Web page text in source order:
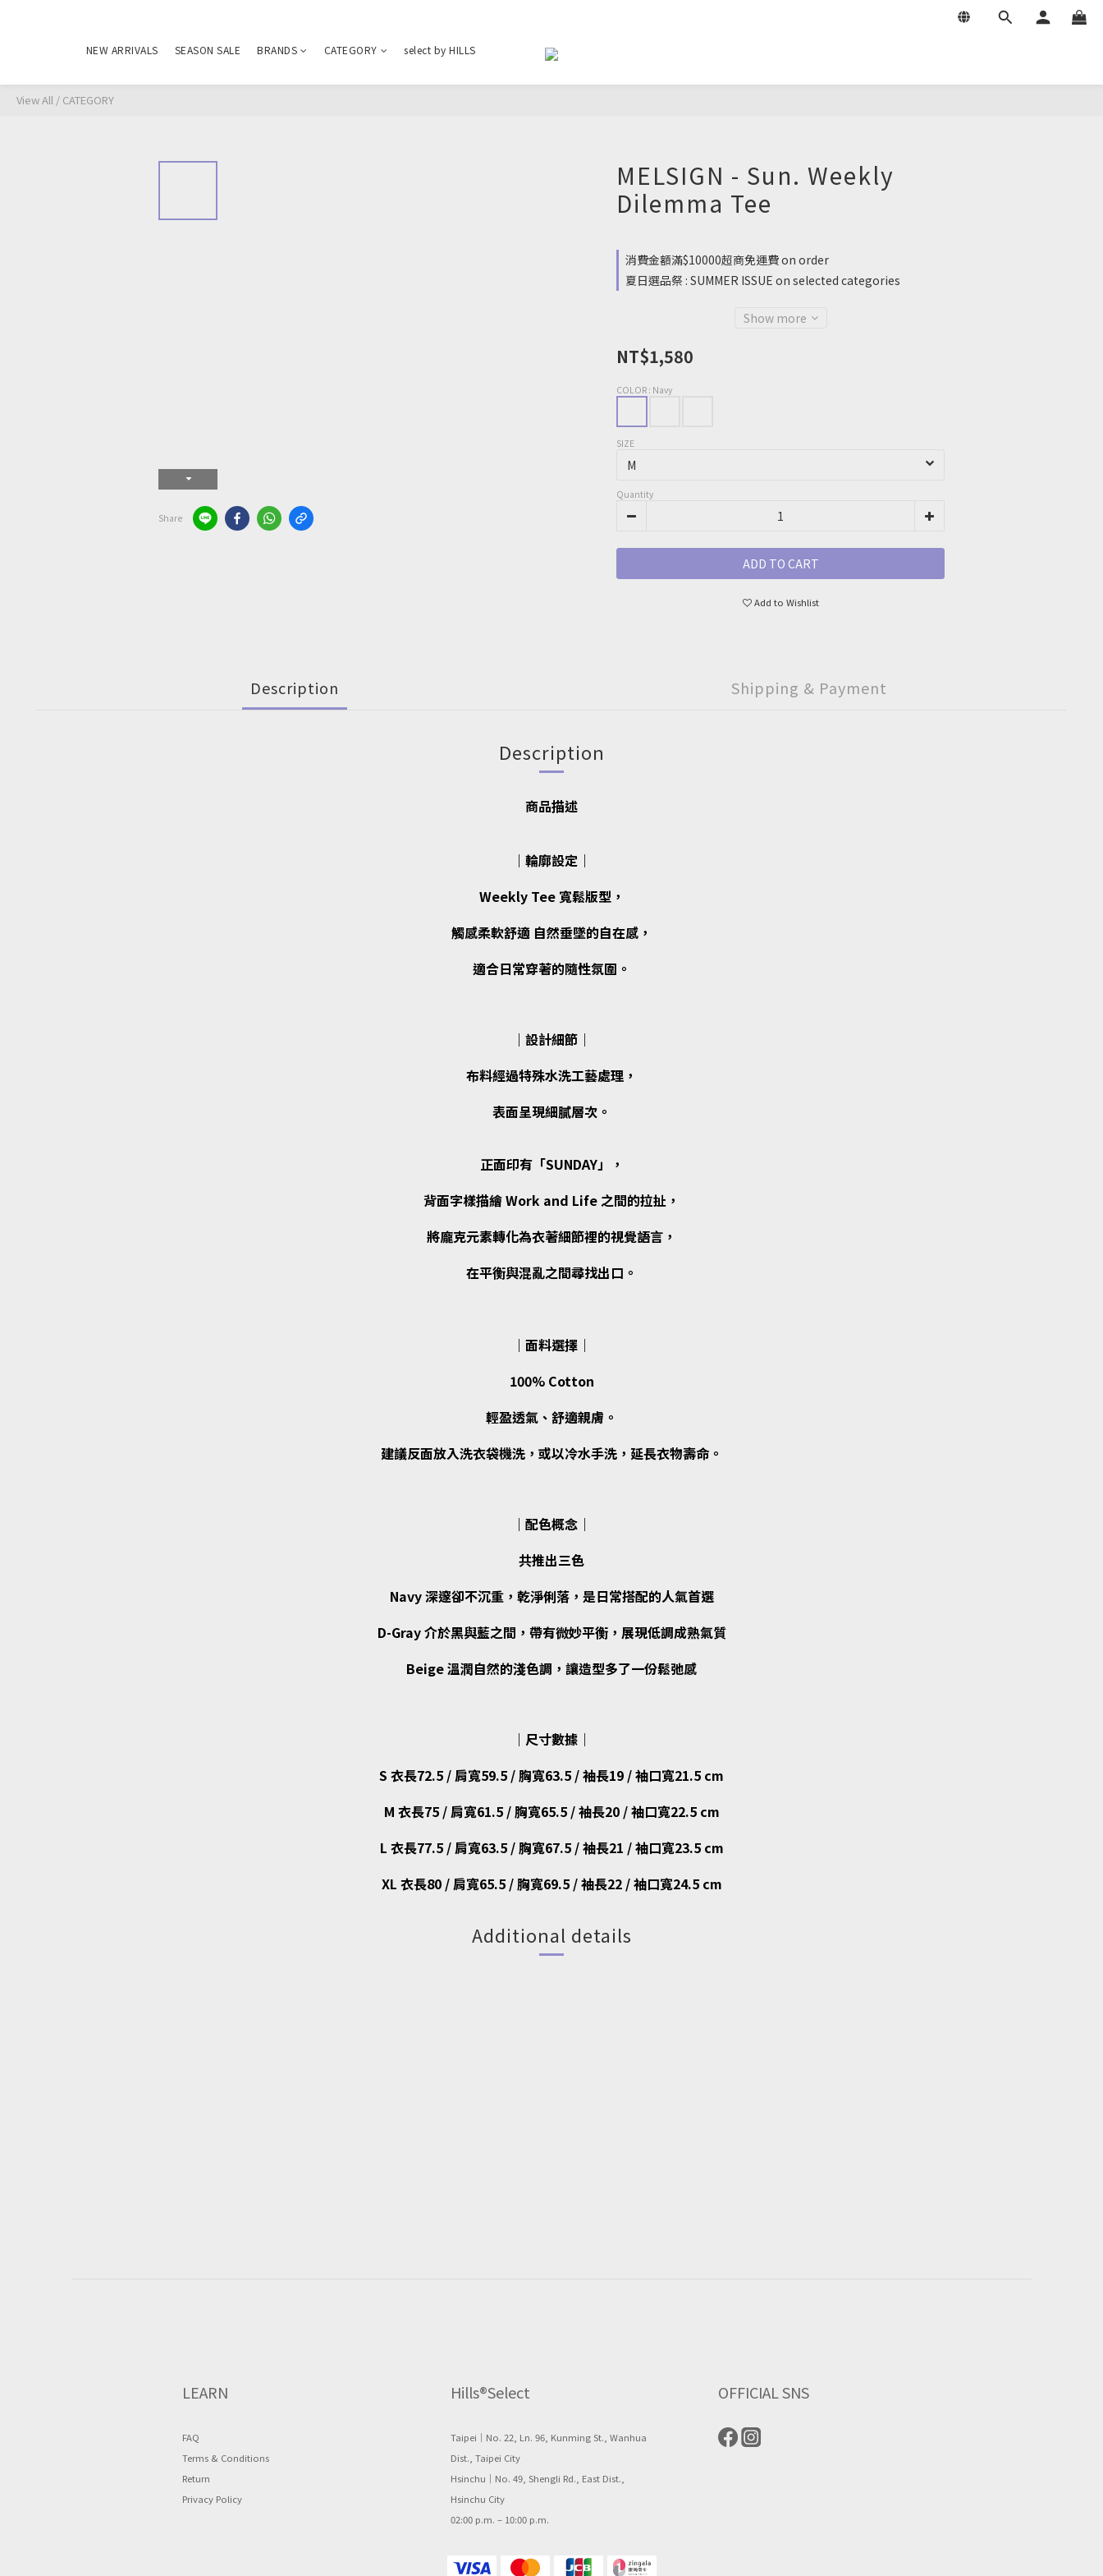
NEW ARRIVALS SEASON SALE BRANDS CATEGORY select by HILLS
View All / CATEGORY
Share
MELSIGN - Sun. Weekly
Dilemma Tee
消費金額滿$10000超商免運費 on order
夏日選品祭 : SUMMER ISSUE on selected categories
Show more
NT$1,580
COLOR : Navy
SIZE
Quantity
ADD TO CART
Add to Wishlist
Description Shipping & Payment
Description
商品描述
｜輪廓設定｜
Weekly Tee 寬鬆版型，
觸感柔軟舒適 自然垂墜的自在感，
適合日常穿著的隨性氛圍。
｜設計細節｜
布料經過特殊水洗工藝處理，
表面呈現細膩層次。
正面印有「SUNDAY」，
背面字樣描繪 Work and Life 之間的拉扯，
將龐克元素轉化為衣著細節裡的視覺語言，
在平衡與混亂之間尋找出口。
｜面料選擇｜
100% Cotton
輕盈透氣、舒適親膚。
建議反面放入洗衣袋機洗，或以冷水手洗，延長衣物壽命。
｜配色概念｜
共推出三色
Navy 深邃卻不沉重，乾淨俐落，是日常搭配的人氣首選
D-Gray 介於黑與藍之間，帶有微妙平衡，展現低調成熟氣質
Beige 溫潤自然的淺色調，讓造型多了一份鬆弛感
｜尺寸數據｜
S 衣長72.5 / 肩寬59.5 / 胸寬63.5 / 袖長19 / 袖口寬21.5 cm
M 衣長75 / 肩寬61.5 / 胸寬65.5 / 袖長20 / 袖口寬22.5 cm
L 衣長77.5 / 肩寬63.5 / 胸寬67.5 / 袖長21 / 袖口寬23.5 cm
XL 衣長80 / 肩寬65.5 / 胸寬69.5 / 袖長22 / 袖口寬24.5 cm
Additional details
LEARN
FAQ
Terms & Conditions
Return
Privacy Policy
Hills®Select
Taipei｜No. 22, Ln. 96, Kunming St., Wanhua
Dist., Taipei City
Hsinchu｜No. 49, Shengli Rd., East Dist.,
Hsinchu City
02:00 p.m. – 10:00 p.m.
OFFICIAL SNS